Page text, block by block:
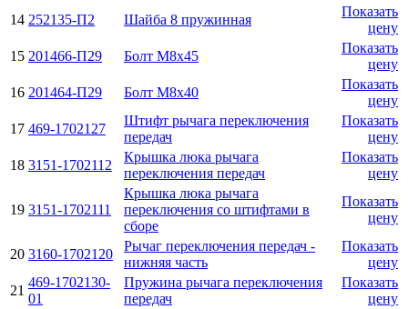
14 252135-П2 Шайба 8 пружинная
Показать
цену
15 201466-П29 Болт М8х45
Показать
цену
16 201464-П29 Болт М8х40
Показать
цену
17 469-1702127
Штифт рычага переключения
передач
Показать
цену
18 3151-1702112
Крышка люка рычага
переключения передач
Показать
цену
19 3151-1702111
Крышка люка рычага
переключения со штифтами в
сборе
Показать
цену
20 3160-1702120
Рычаг переключения передач -
нижняя часть
Показать
цену
21
469-1702130-
01
Пружина рычага переключения
передач
Показать
цену